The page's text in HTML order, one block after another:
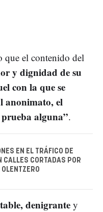
que el contenido del
y dignidad de su
con la que se
anonimato, el
alguna”.
EN EL TRÁFICO DE
CALLES CORTADAS POR
OLENTZERO
denigrante y